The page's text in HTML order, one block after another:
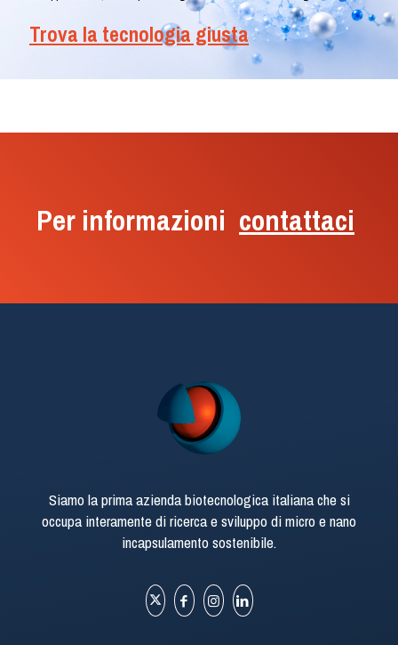
Trova la tecnologia giusta
Per informazioni contattaci
Siamo la prima azienda biotecnologica italiana che si
occupa interamente di ricerca e sviluppo di micro e nano
incapsulamento sostenibile.